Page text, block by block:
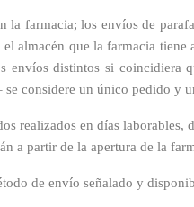
la farmacia; los envíos de
almacén que la farmacia
envíos distintos si
considere un único pedido y
realizados en días
a partir de la apertura de la
de envío señalado y